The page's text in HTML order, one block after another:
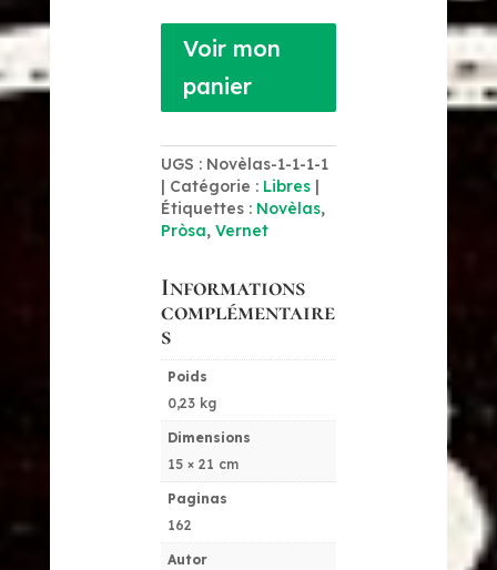
Voir mon
panier
UGS : Novèlas-1-1-1-1
Catégorie : Libres
Étiquettes : Novèlas,
Pròsa, Vernet
Informations
complémentaire
s
Poids
0,23 kg
Dimensions
15 × 21 cm
Paginas
162
Autor